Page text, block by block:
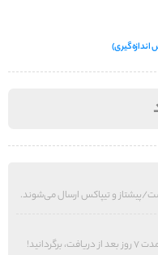
اندازه‌گیری)
پیشتاز و تیپاکس ارسال می‌شوند.